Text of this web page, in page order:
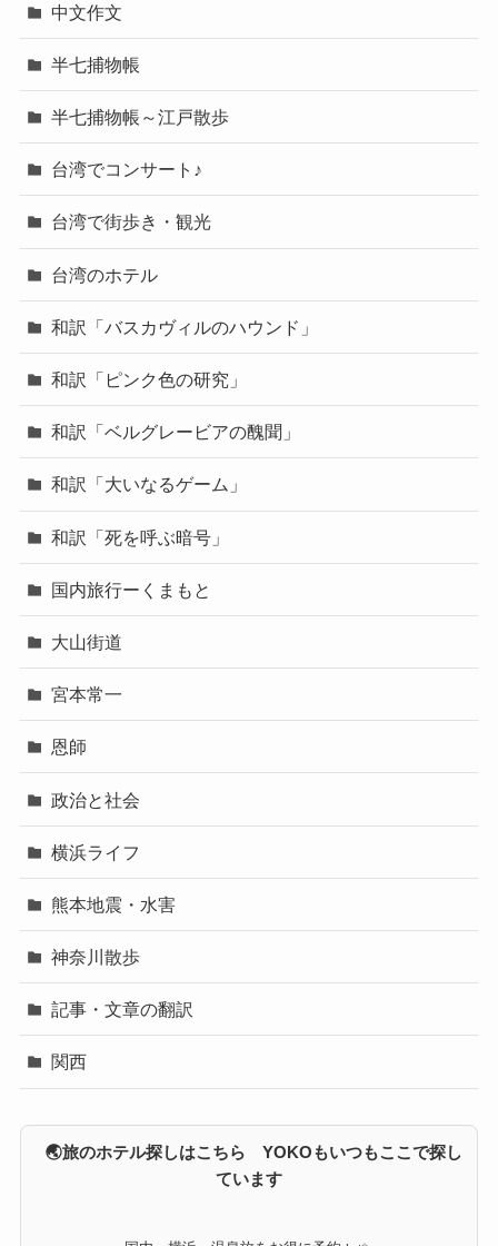
中文作文
半七捕物帳
半七捕物帳～江戸散歩
台湾でコンサート♪
台湾で街歩き・観光
台湾のホテル
和訳「バスカヴィルのハウンド」
和訳「ピンク色の研究」
和訳「ベルグレービアの醜聞」
和訳「大いなるゲーム」
和訳「死を呼ぶ暗号」
国内旅行ーくまもと
大山街道
宮本常一
恩師
政治と社会
横浜ライフ
熊本地震・水害
神奈川散歩
記事・文章の翻訳
関西
🌏旅のホテル探しはこちら YOKOもいつもここで探し
ています